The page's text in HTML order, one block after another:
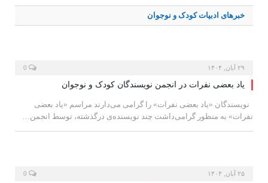
خبرهای ادبیات کودک و نوجوان
۲۹ آبان, ۱۴۰۴
یاد بعضی نفرات در انجمن نویسندگان کودک و نوجوان
نویسندگان «یاد بعضی نفرات» را گرامی می‌دارند مراسم «یاد بعضی
نفرات» به منظور گرامی‌داشت چند نویسنده‌ی درگذشته، توسط انجمن…
۲۵ آبان, ۱۴۰۴